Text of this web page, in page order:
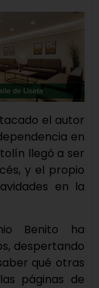
el autor
en
llegó a ser
y el propio
en la
Benito ha
despertando
qué otras
páginas de